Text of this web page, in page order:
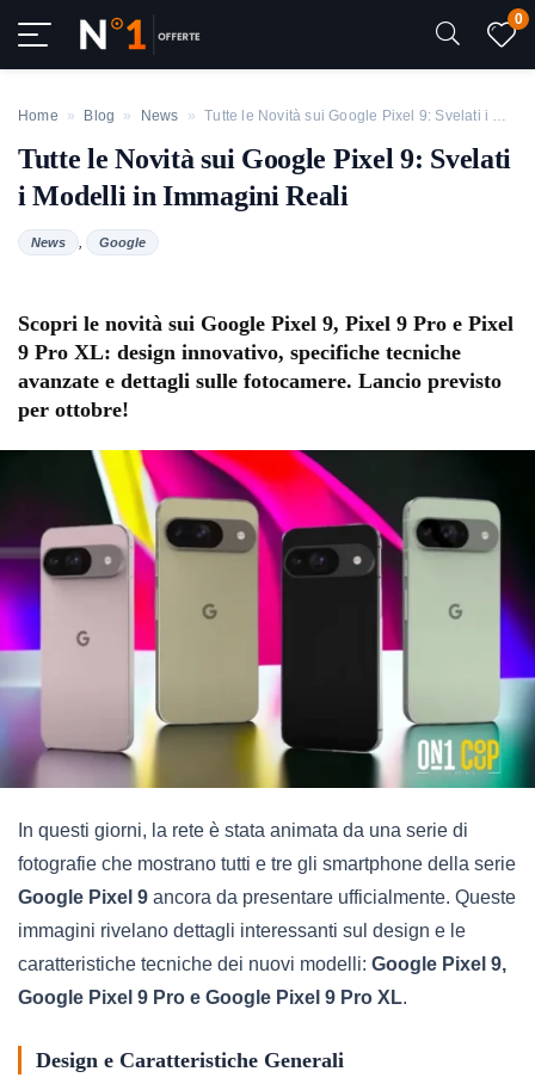
0
Home » Blog » News » Tutte le Novità sui Google Pixel 9: Svelati i Modelli in Immagini Reali
Tutte le Novità sui Google Pixel 9: Svelati
i Modelli in Immagini Reali
News , Google
Scopri le novità sui Google Pixel 9, Pixel 9 Pro e Pixel
9 Pro XL: design innovativo, specifiche tecniche
avanzate e dettagli sulle fotocamere. Lancio previsto
per ottobre!
In questi giorni, la rete è stata animata da una serie di
fotografie che mostrano tutti e tre gli smartphone della serie
Google Pixel 9 ancora da presentare ufficialmente. Queste
immagini rivelano dettagli interessanti sul design e le
caratteristiche tecniche dei nuovi modelli: Google Pixel 9,
Google Pixel 9 Pro e Google Pixel 9 Pro XL.
Design e Caratteristiche Generali